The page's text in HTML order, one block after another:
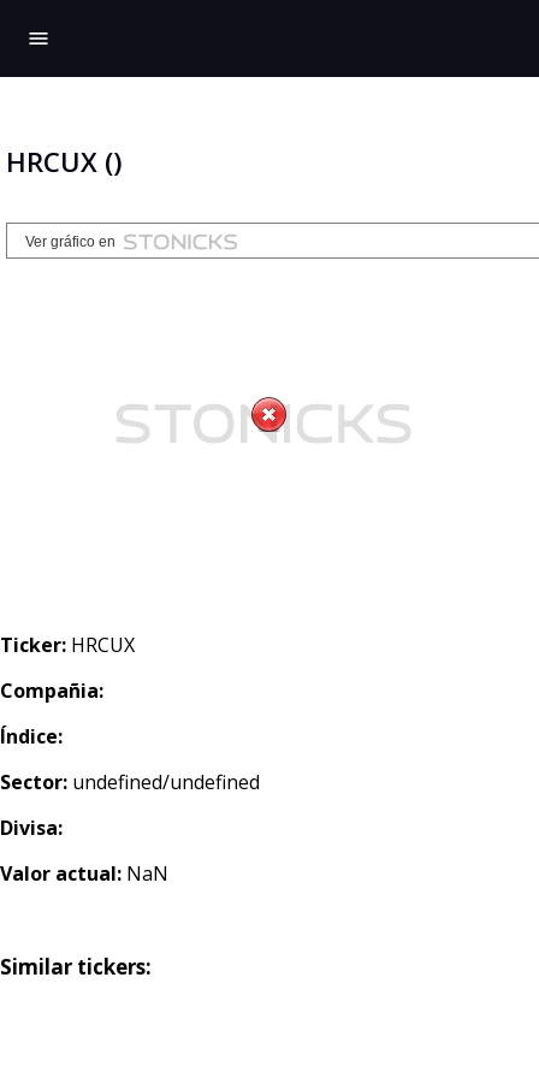
menu
HRCUX ()
Ticker: HRCUX
Compañia:
Índice:
Sector: undefined/undefined
Divisa:
Valor actual: NaN
Similar tickers: